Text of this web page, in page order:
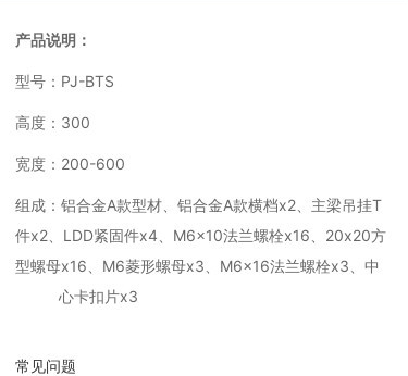
产品说明：
型号：PJ-BTS
高度：300
宽度：200-600
组成：铝合金A款型材、铝合金A款横档x2、主梁吊挂T
件x2、LDD紧固件x4、M6x10法兰螺栓x16、20x20方
型螺母x16、M6菱形螺母x3、M6x16法兰螺栓x3、中
心卡扣片x3
常见问题